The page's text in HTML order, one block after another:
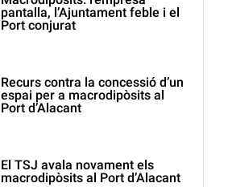
pantalla, l’Ajuntament feble i el
Port conjurat
Recurs contra la concessió d’un
espai per a macrodipòsits al
Port d’Alacant
El TSJ avala novament els
macrodipòsits al Port d’Alacant